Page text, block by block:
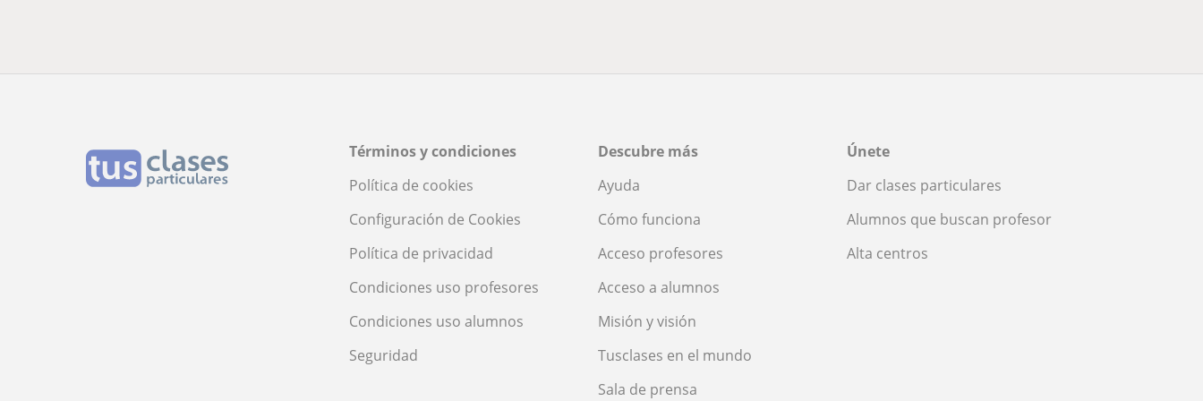
Términos y condiciones
Política de cookies
Configuración de Cookies
Política de privacidad
Condiciones uso profesores
Condiciones uso alumnos
Seguridad
Descubre más
Ayuda
Cómo funciona
Acceso profesores
Acceso a alumnos
Misión y visión
Tusclases en el mundo
Sala de prensa
Únete
Dar clases particulares
Alumnos que buscan profesor
Alta centros